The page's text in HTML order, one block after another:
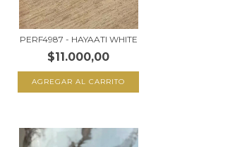
PERF4987 - HAYAATI WHITE
$11.000,00
AGREGAR AL CARRITO